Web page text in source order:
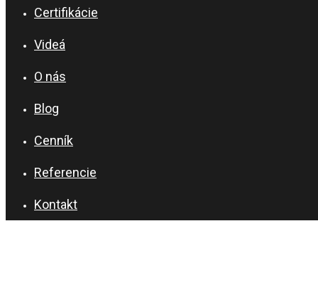
Certifikácie
Videá
O nás
Blog
Cenník
Referencie
Kontakt